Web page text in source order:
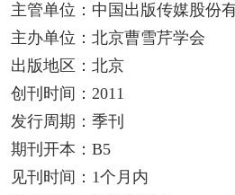
主管单位：中国出版传媒股份
主办单位：北京曹雪芹学会
出版地区：北京
创刊时间：2011
发行周期：季刊
期刊开本：B5
见刊时间：1个月内